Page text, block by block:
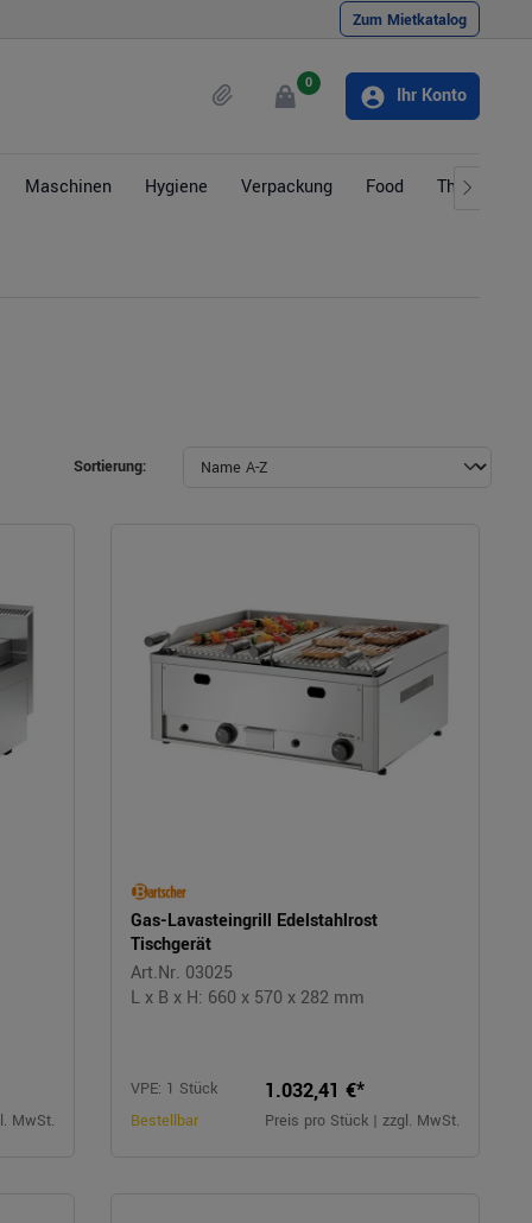
Zum Mietkatalog
0
Ihr Konto
Maschinen Hygiene Verpackung Food Themen
Sortierung:
MwSt.
Gas-Lavasteingrill Edelstahlrost
Tischgerät
Art.Nr. 03025
L x B x H: 660 x 570 x 282 mm
VPE: 1 Stück
Bestellbar
1.032,41 €*
Preis pro Stück | zzgl. MwSt.